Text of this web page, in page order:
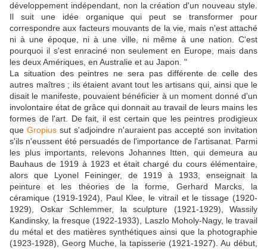
développement indépendant, non la création d'un nouveau style.
Il suit une idée organique qui peut se transformer pour
correspondre aux facteurs mouvants de la vie, mais n'est attaché
ni à une époque, ni à une ville, ni même à une nation. C'est
pourquoi il s'est enraciné non seulement en Europe, mais dans
les deux Amériques, en Australie et au Japon. "
La situation des peintres ne sera pas différente de celle des
autres maîtres ; ils étaient avant tout les artisans qui, ainsi que le
disait le manifeste, pouvaient bénéficier à un moment donné d'un
involontaire état de grâce qui donnait au travail de leurs mains les
formes de l'art. De fait, il est certain que les peintres prodigieux
que Gropiussut s'adjoindre n'auraient pas accepté son invitation
s'ils n'eussent été persuadés de l'importance de l'artisanat. Parmi
les plus importants, relevons Johannes Itten, qui demeura au
Bauhaus de 1919 à 1923 et était chargé du cours élémentaire,
alors que Lyonel Feininger, de 1919 à 1933, enseignait la
peinture et les théories de la forme, Gerhard Marcks, la
céramique (1919-1924), Paul Klee, le vitrail et le tissage (1920-
1929), Oskar Schlemmer, la sculpture (1921-1929), Wassily
Kandinsky, la fresque (1922-1933), Laszlo Moholy-Nagy, le travail
du métal et des matières synthétiques ainsi que la photographie
(1923-1928), Georg Muche, la tapisserie (1921-1927). Au début,